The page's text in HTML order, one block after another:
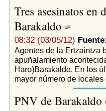
Tres asesinatos en
Barakaldo
08:32 (03/05/12)
Agentes de la Ertzaintza
apuñalamiento
Haro)Barakaldo. En los
mayor número de locales
PNV de Barakaldo